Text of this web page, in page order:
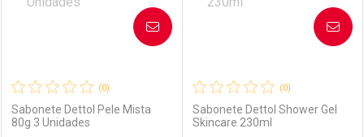
(0)
Sabonete Dettol Pele Mista
80g 3 Unidades
AVISE-ME
(0)
Sabonete Dettol Shower Gel
Skincare 230ml
AVISE-ME